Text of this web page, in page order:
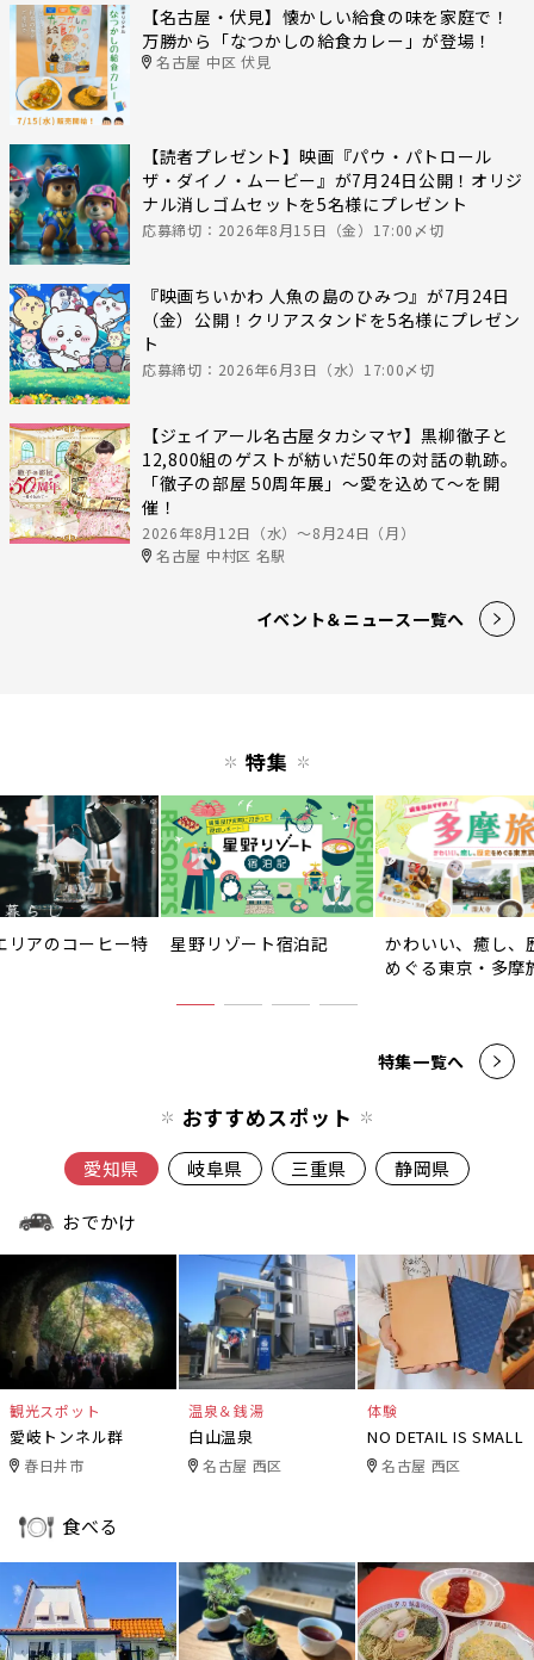
【名古屋・伏見】懐かしい給食の味を家庭で！
万勝から「なつかしの給食カレー」が登場！
名古屋 中区 伏見
【読者プレゼント】映画『パウ・パトロール
ザ・ダイノ・ムービー』が7月24日公開！オリジ
ナル消しゴムセットを5名様にプレゼント
応募締切：2026年8月15日（金）17:00〆切
『映画ちいかわ 人魚の島のひみつ』が7月24日
（金）公開！クリアスタンドを5名様にプレゼン
ト
応募締切：2026年6月3日（水）17:00〆切
【ジェイアール名古屋タカシマヤ】黒柳徹子と
12,800組のゲストが紡いだ50年の対話の軌跡。
「徹子の部屋 50周年展」～愛を込めて～を開
催！
2026年8月12日（水）〜8月24日（月）
名古屋 中村区 名駅
イベント＆ニュース一覧へ
特集
リアのコーヒー特 星野リゾート宿泊記
かわいい、癒し、
めぐる東京・多摩
特集一覧へ
おすすめスポット
愛知県 岐阜県 三重県 静岡県
おでかけ
観光スポット
愛岐トンネル群
春日井市
温泉＆銭湯
白山温泉
名古屋 西区
体験
NO DETAIL IS SMALL
名古屋 西区
食べる